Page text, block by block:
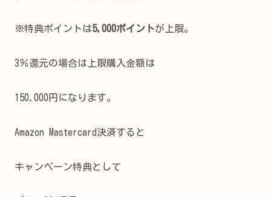
※特典ポイントは5,000ポイントが上限。
3％還元の場合は上限購入金額は
150,000円になります。
Amazon Mastercard決済すると
キャンペーン特典として